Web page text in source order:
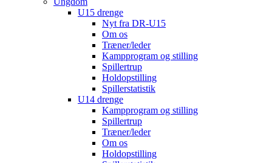
U15 drenge
Nyt fra DR-U15
Om os
Træner/leder
Kampprogram og stilling
Spillertrup
Holdopstilling
Spillerstatistik
U14 drenge
Kampprogram og stilling
Spillertrup
Træner/leder
Om os
Holdopstilling